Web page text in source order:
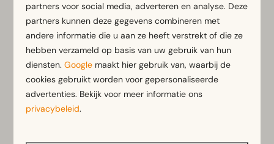
Koffiezetapparaat
Waterkoker
Ligging
Vrijstaand
Slaapkamer
do 27-08-2026 vr 28-08-2026
wo
26 aug
do
27 aug
vr
28 aug
1 nacht
— € 437
partners voor social media, adverteren en analyse. Deze
partners kunnen deze gegevens combineren met
andere informatie die u aan ze heeft verstrekt of die ze
hebben verzameld op basis van uw gebruik van hun
diensten.Google maakt hier gebruik van, waarbij de
cookies gebruikt worden voor gepersonaliseerde
advertenties. Bekijk voor meer informatie ons
privacybeleid.